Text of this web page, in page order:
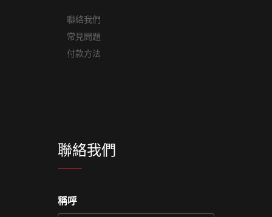
聯絡我們
常見問題
付款方法
聯絡我們
稱呼